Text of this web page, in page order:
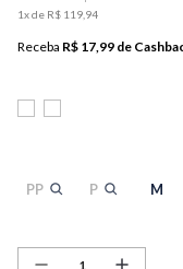
1x de R$ 119 94
Receba R$ 17,99 de
PP P M